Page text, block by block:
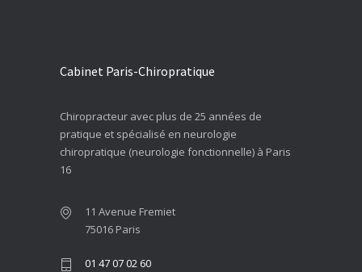
Cabinet Paris-Chiropratique
Chiropracteur avec plus de 25 années de
pratique et spécialisé en neurologie
chiropratique (neurologie fonctionnelle) à Paris
16
11 Avenue Fremiet
75016 Paris
01 47 07 02 60